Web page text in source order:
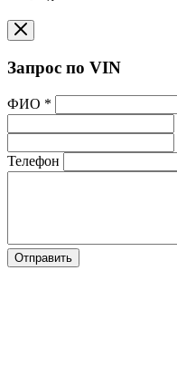
Запрос по VIN
ФИО *
Телефон